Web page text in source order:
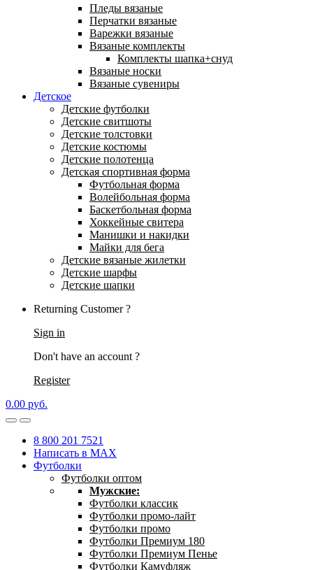
Пледы вязаные
Перчатки вязаные
Варежки вязаные
Вязаные комплекты
Комплекты шапка+снуд
Вязаные носки
Вязаные сувениры
Детское
Детские футболки
Детские свитшоты
Детские толстовки
Детские костюмы
Детские полотенца
Детская спортивная форма
Футбольная форма
Волейбольная форма
Баскетбольная форма
Хоккейные свитера
Манишки и накидки
Майки для бега
Детские вязаные жилетки
Детские шарфы
Детские шапки
Returning Customer ?
Sign in
Don't have an account ?
Register
0.00 руб.
8 800 201 7521
Написать в MAX
Футболки
Футболки оптом
Мужские:
Футболки классик
Футболки промо-лайт
Футболки промо
Футболки Премиум 180
Футболки Премиум Пенье
Футболки Камуфляж